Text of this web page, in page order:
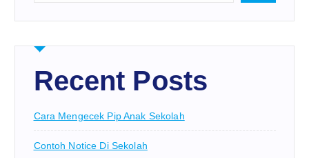
Recent Posts
Cara Mengecek Pip Anak Sekolah
Contoh Notice Di Sekolah